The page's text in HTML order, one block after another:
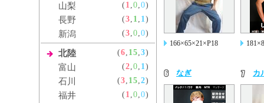
山梨 ( 1,0,0)
長野 (3, 1, 1)
新潟 (3,0,0)
北陸 (6, 15,3)
富山 (2,0, 1)
石川 (3, 15,2)
福井 ( 1,0,0)
166×65×21×P18
なぎ カ